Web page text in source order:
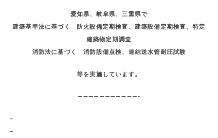
愛知県、岐阜県、三重県で
建築基準法に基づく 防火設備定期検査、建築設備定期検査、特定
建築物定期調査
消防法に基づく 消防設備点検、連結送水管耐圧試験
等を実施しています。
———————————-
–
–